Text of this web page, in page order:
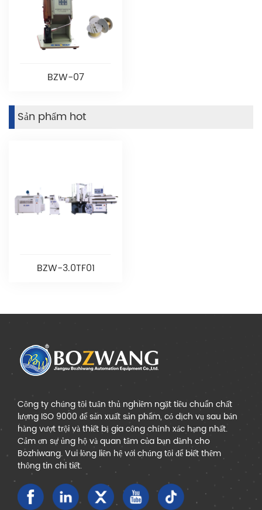
BZW-07
Sản phẩm hot
BZW-3.0TF01
Công ty chúng tôi tuân thủ nghiêm ngặt tiêu chuẩn chất
lượng ISO 9000 để sản xuất sản phẩm, có dịch vụ sau bán
hàng vượt trội và thiết bị gia công chính xác hạng nhất.
Cảm ơn sự ủng hộ và quan tâm của bạn dành cho
Bozhiwang. Vui lòng liên hệ với chúng tôi để biết thêm
thông tin chi tiết.